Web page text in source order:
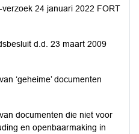
verzoek 24 januari 2022 FORT
d.d. 23 maart 2009
‘geheime’ documenten
documenten die niet voor
en openbaarmaking in